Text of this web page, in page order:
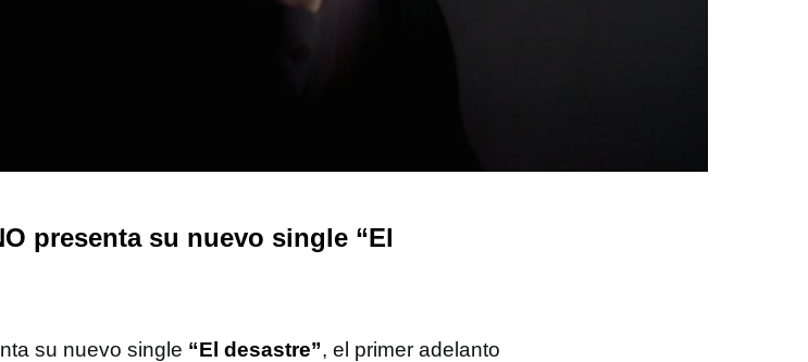
presenta su nuevo single “El
su nuevo single “El desastre”, el primer adelanto